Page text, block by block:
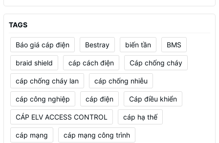
TAGS
Báo giá cáp điện Bestray biến tần BMS
braid shield cáp cách điện Cáp chống cháy
cáp chống cháy lan cáp chống nhiễu
cáp công nghiệp cáp điện Cáp điều khiển
CÁP ELV ACCESS CONTROL cáp hạ thế
cáp mạng cáp mạng công trình